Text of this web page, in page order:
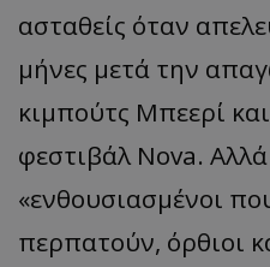
ασταθείς όταν
μήνες μετά την
κιμπούτς Μπεερί
φεστιβάλ Nova.
«ενθουσιασμένοι
περπατούν, όρθιοι